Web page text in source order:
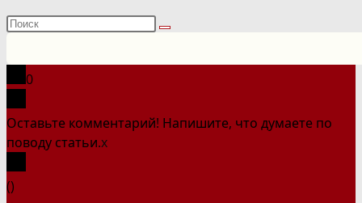
Поиск
сайте
0
Оставьте комментарий! Напишите, что думаете по
поводу статьи.x
()